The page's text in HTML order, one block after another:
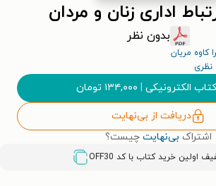
اداری زنان و مردان
بدون نظر
کاوه مریان
نظری
الکترونیکی | ۱۳۴,۰۰۰ تومان
دریافت از بی‌نهایت
اشتراک بی‌نهایت چیست؟
OFF30